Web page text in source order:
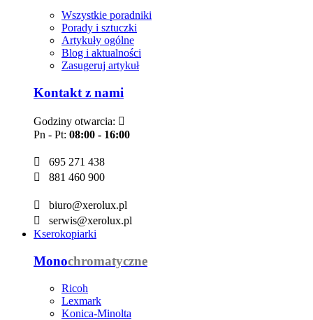
Wszystkie poradniki
Porady i sztuczki
Artykuły ogólne
Blog i aktualności
Zasugeruj artykuł
Kontakt z nami
Godziny otwarcia: 
Pn - Pt: 08:00 - 16:00

695 271 438

881 460 900

biuro@xerolux.pl

serwis@xerolux.pl
Kserokopiarki
Monochromatyczne
Ricoh
Lexmark
Konica-Minolta